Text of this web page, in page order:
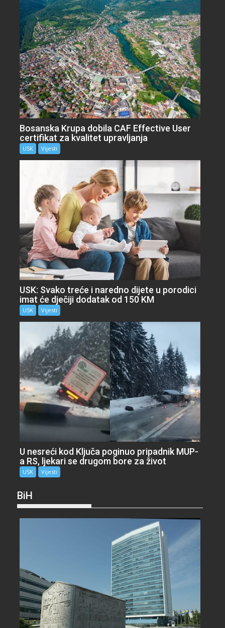
Bosanska Krupa dobila CAF Effective User
certifikat za kvalitet upravljanja
USK Vijesti
USK: Svako treće i naredno dijete u porodici
imat će dječiji dodatak od 150 KM
USK Vijesti
U nesreći kod Ključa poginuo pripadnik MUP-
a RS, ljekari se drugom bore za život
USK Vijesti
BiH